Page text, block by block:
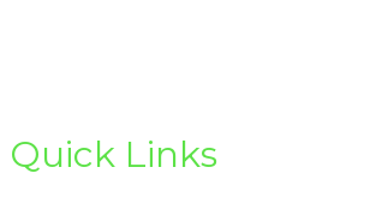
Quick Links